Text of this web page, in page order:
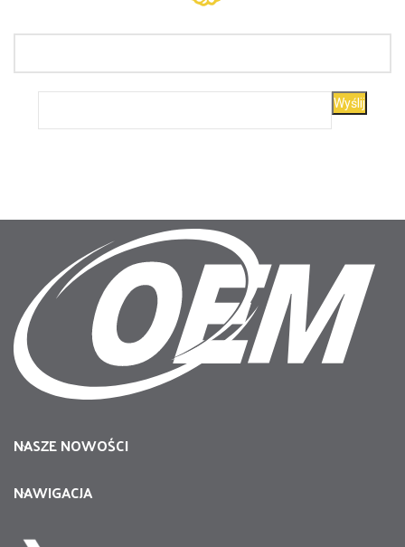
NASZE NOWOŚCI
NAWIGACJA